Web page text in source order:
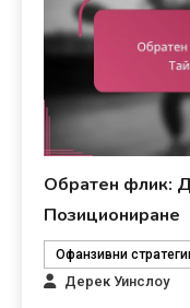
Обратен флик:
Позициониране
Офанзивни
Дерек Уинслоу